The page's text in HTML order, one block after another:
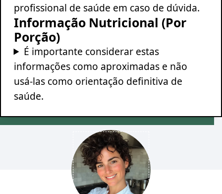
profissional de saúde em caso de dúvida.
Informação Nutricional (Por
Porção)
É importante considerar estas
informações como aproximadas e não
usá-las como orientação definitiva de
saúde.